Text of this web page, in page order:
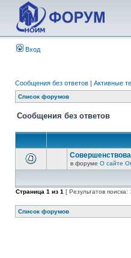
Вход
Сообщения без ответов | Активные
Список форумов
Сообщения без ответов
в форуме О сайте
Страница 1 из 1 [ Результатов поиска:
Список форумов